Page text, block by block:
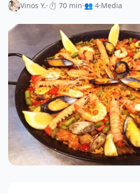
Vinos Y.·⏱ 70 min·👥 4·Media